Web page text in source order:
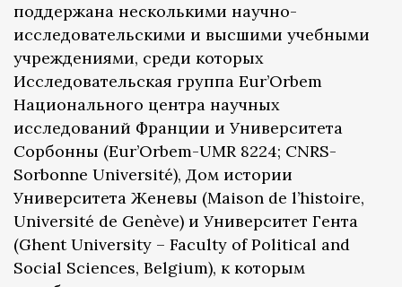
поддержана несколькими научно-
исследовательскими и высшими учебными
учреждениями, среди которых
Исследовательская группа Eur’Orbem
Национального центра научных
исследований Франции и Университета
Сорбонны (Eur’Orbem-UMR 8224; CNRS-
Sorbonne Université), Дом истории
Университета Женевы (Maison de l’histoire,
Université de Genève) и Университет Гента
(Ghent University – Faculty of Political and
Social Sciences, Belgium), к которым